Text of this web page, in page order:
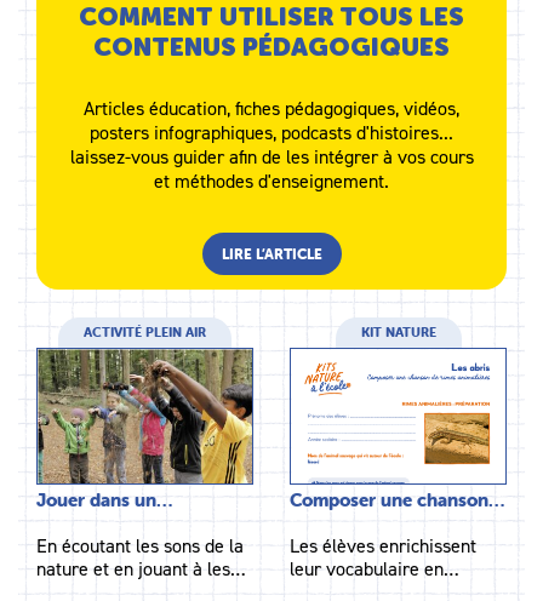
COMMENT UTILISER TOUS LES
CONTENUS PÉDAGOGIQUES
Articles éducation, fiches pédagogiques, vidéos,
posters infographiques, podcasts d'histoires...
laissez-vous guider afin de les intégrer à vos cours
et méthodes d'enseignement.
LIRE L’ARTICLE
ACTIVITÉ PLEIN AIR
Jouer dans un…
En écoutant les sons de la
nature et en jouant à les…
KIT NATURE
Composer une chanson…
Les élèves enrichissent
leur vocabulaire en…